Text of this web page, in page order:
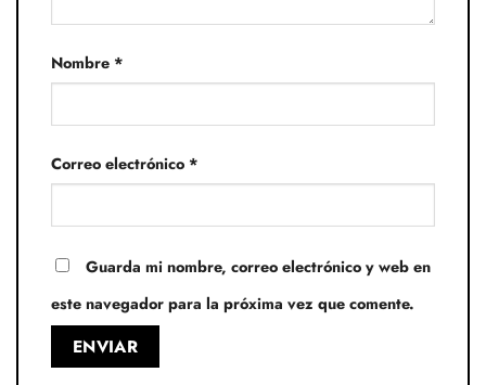
Nombre *
Correo electrónico *
Guarda mi nombre, correo electrónico y web en
este navegador para la próxima vez que comente.